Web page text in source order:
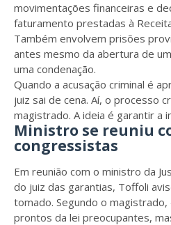
movimentações financeiras e
faturamento prestadas à
Também envolvem prisões
antes mesmo da abertura de
uma condenação.
Quando a acusação criminal é
juiz sai de cena. Aí, o processo
magistrado. A ideia é garantir a
Ministro se reuniu
congressistas
Em reunião com o ministro da
do juiz das garantias, Toffoli
tomado. Segundo o
prontos da lei preocupantes,